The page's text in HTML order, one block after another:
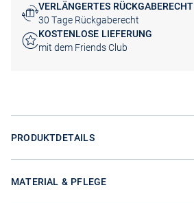
VERLÄNGERTES RÜCKGABERECHT
30 Tage Rückgaberecht
KOSTENLOSE LIEFERUNG
mit dem Friends Club
PRODUKTDETAILS
MATERIAL & PFLEGE